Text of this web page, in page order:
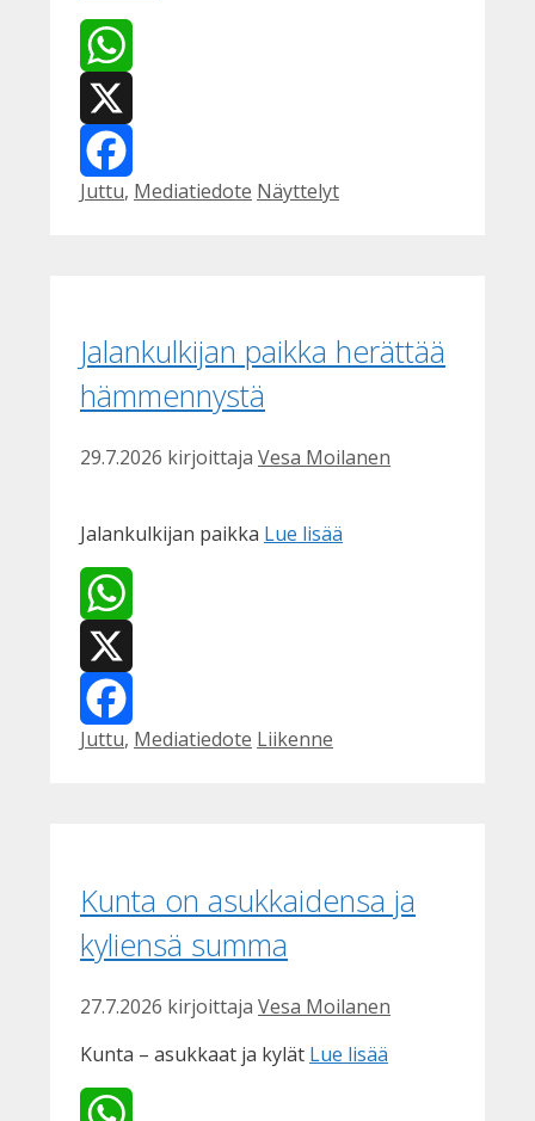
WhatsApp
X
Facebook
Kategoriat
Juttu, Mediatiedote Avainsanat
Näyttelyt
Jalankulkijan paikka herättää
hämmennystä
29.7.2026 kirjoittaja Vesa Moilanen
Jalankulkijan paikka Lue lisää
WhatsApp
X
Facebook
Kategoriat
Juttu, Mediatiedote Avainsanat
Liikenne
Kunta on asukkaidensa ja
kyliensä summa
27.7.2026 kirjoittaja Vesa Moilanen
Kunta – asukkaat ja kylät Lue lisää